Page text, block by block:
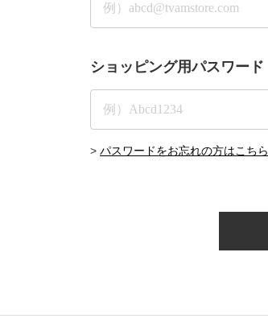
ショッピング用パスワード
> パスワードをお忘れの方はこちら